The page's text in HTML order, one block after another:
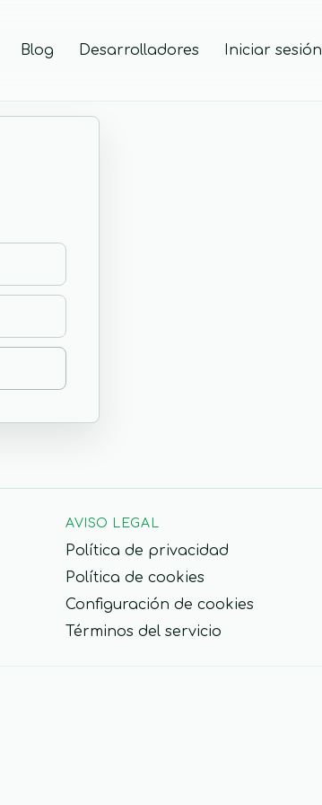
Blog Desarrolladores Iniciar sesión
AVISO LEGAL
Política de privacidad
Política de cookies
Configuración de cookies
Términos del servicio